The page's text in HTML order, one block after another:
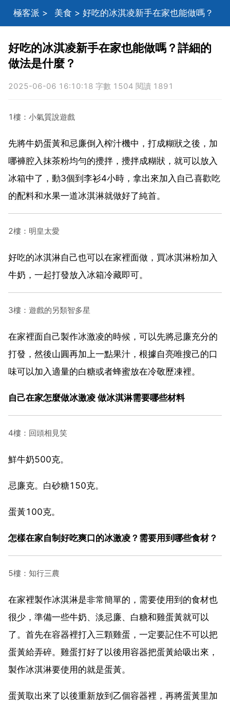
極客派 > 美食 > 好吃的冰淇凌新手在家也能做嗎？
詳細的做法是什麼？
好吃的冰淇凌新手在家也能做嗎？詳細的
做法是什麼？
2025-06-06 16:10:18 字數 1504 閱讀 1891
1樓：小氣質說遊戲
先將牛奶蛋黃和忌廉倒入榨汁機中，打成糊狀之後，加
哪褲腔入抹茶粉均勻的攪拌，攪拌成糊狀，就可以放入
冰箱中了，動3個到李衫4小時，拿出來加入自己喜歡吃
的配料和水果一道冰淇淋就做好了純首。
2樓：明皇太愛
好吃的冰淇淋自己也可以在家裡面做，買冰淇淋粉加入
牛奶，一起打發放入冰箱冷藏即可。
3樓：遊戲的另類智多星
在家裡面自己製作冰激凌的時候，可以先將忌廉充分的
打發，然後山圓再加上一點果汁，根據自亮唯搜己的口
味可以加入適量的白糖或者蜂蜜放在冷敬歷凍裡。
自己在家怎麼做冰激凌 做冰淇淋需要哪些材料
4樓：回頭相見笑
鮮牛奶500克。
忌廉克。白砂糖150克。
蛋黃100克。
怎樣在家自制好吃爽口的冰激凌？需要用到哪些食材？
5樓：知行三農
在家裡製作冰淇淋是非常簡單的，需要使用到的食材也
很少，準備一些牛奶、淡忌廉、白糖和雞蛋黃就可以
了。首先在容器裡打入三顆雞蛋，一定要記住不可以把
蛋黃給弄碎。雞蛋打好了以後用容器把蛋黃給吸出來，
製作冰淇淋要使用的就是蛋黃。
蛋黃取出來了以後重新放到乙個容器裡，再將蛋黃里加